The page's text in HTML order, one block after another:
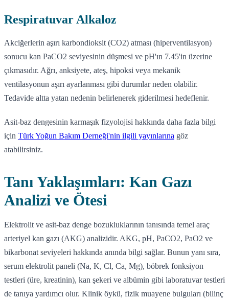
Respiratuvar Alkaloz
Akciğerlerin aşırı karbondioksit (CO2) atması (hiperventilasyon)
sonucu kan PaCO2 seviyesinin düşmesi ve pH'ın 7.45'in üzerine
çıkmasıdır. Ağrı, anksiyete, ateş, hipoksi veya mekanik
ventilasyonun aşırı ayarlanması gibi durumlar neden olabilir.
Tedavide altta yatan nedenin belirlenerek giderilmesi hedeflenir.
Asit-baz dengesinin karmaşık fizyolojisi hakkında daha fazla bilgi
için Türk Yoğun Bakım Derneği'nin ilgili yayınlarına göz
atabilirsiniz.
Tanı Yaklaşımları: Kan Gazı
Analizi ve Ötesi
Elektrolit ve asit-baz denge bozukluklarının tanısında temel araç
arteriyel kan gazı (AKG) analizidir. AKG, pH, PaCO2, PaO2 ve
bikarbonat seviyeleri hakkında anında bilgi sağlar. Bunun yanı sıra,
serum elektrolit paneli (Na, K, Cl, Ca, Mg), böbrek fonksiyon
testleri (üre, kreatinin), kan şekeri ve albümin gibi laboratuvar testleri
de tanıya yardımcı olur. Klinik öykü, fizik muayene bulguları (bilinç